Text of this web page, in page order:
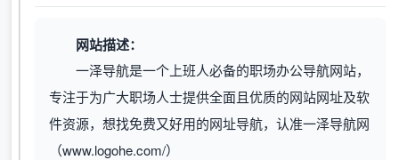
网站描述：
一泽导航是一个上班人必备的职场办公导航网站，
专注于为广大职场人士提供全面且优质的网站网址及软
件资源，想找免费又好用的网址导航，认准一泽导航网
（www.logohe.com/）